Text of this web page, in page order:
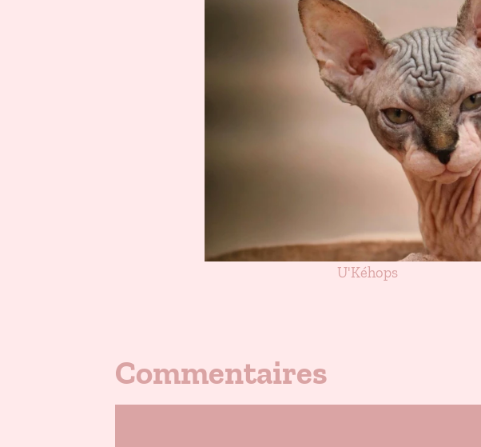
U'Kéhops
Commentaires